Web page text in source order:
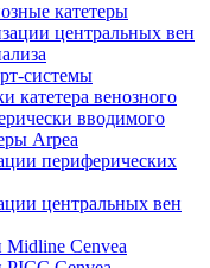
катетеры
центральных вен
катетера венозного
вводимого
Arpea
периферических
центральных вен
Midline Cenvea